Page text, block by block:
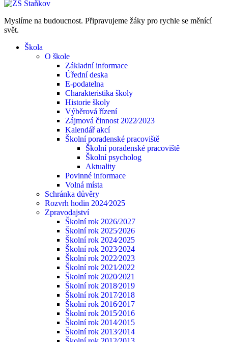
Myslíme na budoucnost. Připravujeme žáky pro rychle se měnící
svět.
Škola
O škole
Základní informace
Úřední deska
E-podatelna
Charakteristika školy
Historie školy
Výběrová řízení
Zájmová činnost 2022⁄2023
Kalendář akcí
Školní poradenské pracoviště
Školní poradenské pracoviště
Školní psycholog
Aktuality
Povinné informace
Volná místa
Schránka důvěry
Rozvrh hodin 2024⁄2025
Zpravodajství
Školní rok 2026/2027
Školní rok 2025⁄2026
Školní rok 2024⁄2025
Školní rok 2023⁄2024
Školní rok 2022⁄2023
Školní rok 2021⁄2022
Školní rok 2020⁄2021
Školní rok 2018⁄2019
Školní rok 2017⁄2018
Školní rok 2016⁄2017
Školní rok 2015⁄2016
Školní rok 2014⁄2015
Školní rok 2013⁄2014